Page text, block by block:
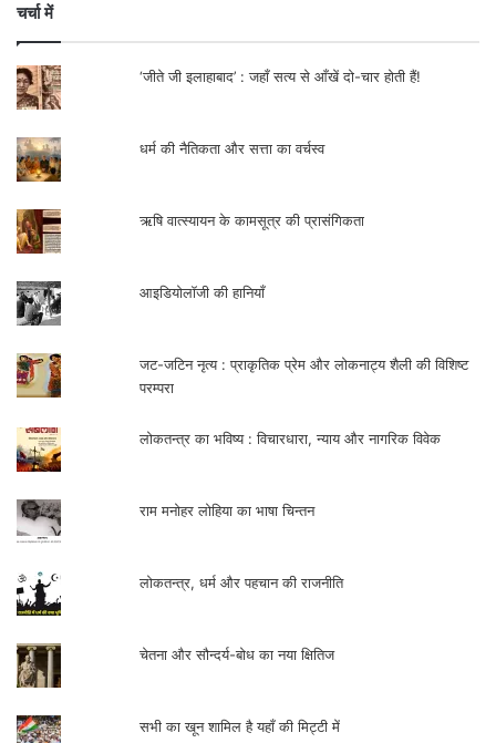
चर्चा में
‘जीते जी इलाहाबाद’ : जहाँ सत्य से आँखें दो-चार होती हैं!
धर्म की नैतिकता और सत्ता का वर्चस्व
ऋषि वात्स्यायन के कामसूत्र की प्रासंगिकता
आइडियोलॉजी की हानियाँ
जट-जटिन नृत्य : प्राकृतिक प्रेम और लोकनाट्य शैली की विशिष्ट
परम्परा
लोकतन्त्र का भविष्य : विचारधारा, न्याय और नागरिक विवेक
राम मनोहर लोहिया का भाषा चिन्तन
लोकतन्त्र, धर्म और पहचान की राजनीति
चेतना और सौन्दर्य-बोध का नया क्षितिज
सभी का खून शामिल है यहाँ की मिट्टी में